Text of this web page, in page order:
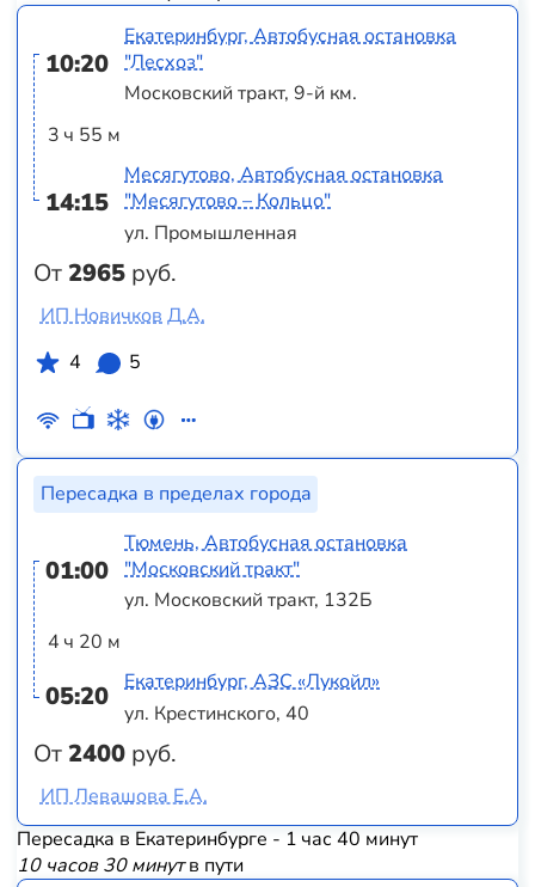
10:20
3 ч 55 м
14:15
От2965 руб.
Екатеринбург, Автобусная остановка
"Лесхоз"
Московский тракт, 9-й км.
Месягутово, Автобусная остановка
"Месягутово – Кольцо"
ул. Промышленная
ИП Новичков Д.А.
4
5
Пересадка в пределах города
01:00
4 ч 20 м
05:20
От2400 руб.
Тюмень, Автобусная остановка
"Московский тракт"
ул. Московский тракт, 132Б
Екатеринбург, АЗС «Лукойл»
ул. Крестинского, 40
ИП Левашова Е.А.
Пересадка в Екатеринбурге - 1 час 40 минут
10 часов 30 минутв пути